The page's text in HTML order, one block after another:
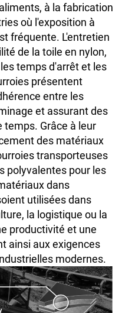
à la fabrication
où l'exposition à
fréquente. L'entretien
de la toile en nylon,
temps d'arrêt et les
présentent
entre les
et assurant des
Grâce à leur
des matériaux
transporteuses
polyvalentes pour les
dans
utilisées dans
la logistique ou la
productivité et une
ainsi aux exigences
modernes.